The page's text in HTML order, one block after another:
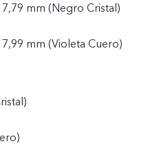
mm (Negro Cristal)
mm (Violeta Cuero)